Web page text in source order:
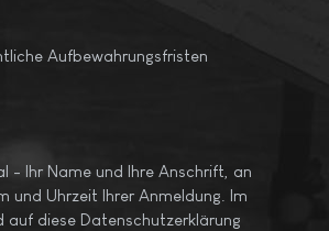
Aufbewahrungsfristen
- Ihr Name und Ihre Anschrift, an
und Uhrzeit Ihrer Anmeldung. Im
auf diese Datenschutzerklärung